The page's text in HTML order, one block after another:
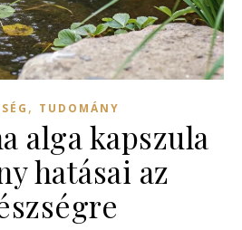
, TUDOMÁNY
alga kapszula
hatásai az